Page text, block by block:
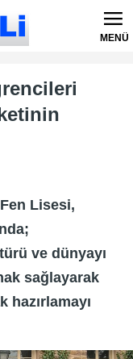
MENÜ
Lisesi,
ve dünyayı
sağlayarak
hazırlamayı